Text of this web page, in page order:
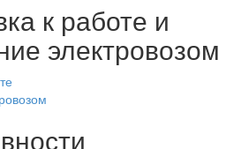
к работе и
электровозом